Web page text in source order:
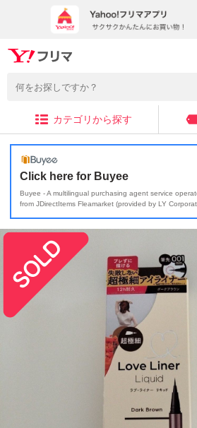
カテゴリから探す
Click here for Buyee
Buyee - A multilingual purchasing agent service
from JDirectItems Fleamarket (provided by LY